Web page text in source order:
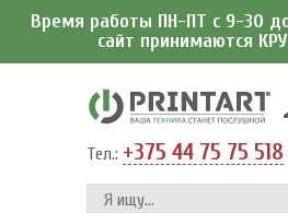
Время работы ПН-ПТ с 9-30
сайт принимаются
Тел.: +375 44 75 75 518